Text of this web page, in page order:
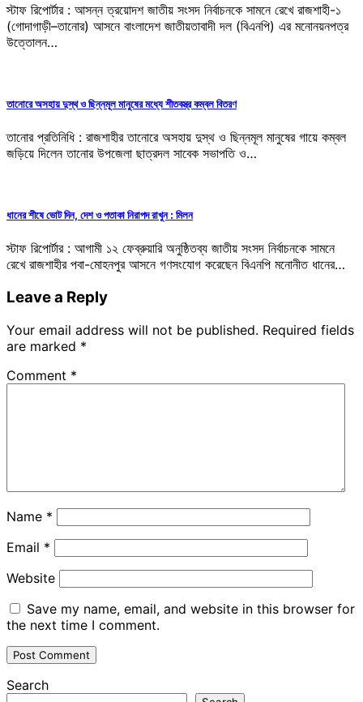
স্টাফ রিপোর্টার : আসন্ন ত্রয়োদশ জাতীয় সংসদ নির্বাচনকে সামনে রেখে রাজশাহী-১
(গোদাগাড়ী–তানোর) আসনে বাংলাদেশ জাতীয়তাবাদী দল (বিএনপি) এর মনোনয়নপত্র
উত্তোলন…
তানোরে অসহায় দুস্থ ও ছিন্নমূল মানুষের মধ্যে শীতবস্ত্র কম্বল বিতরণ
তানোর প্রতিনিধি : রাজশাহীর তানোরে অসহায় দুস্থ ও ছিন্নমূল মানুষের গায়ে কম্বল
জড়িয়ে দিলেন তানোর উপজেলা ছাত্রদল সাবেক সভাপতি ও…
ধানের শীষে ভোট দিন, দেশ ও পতাকা নিরাপদ রাখুন : মিলন
স্টাফ রিপোর্টার : আগামী ১২ ফেব্রুয়ারি অনুষ্ঠিতব্য জাতীয় সংসদ নির্বাচনকে সামনে
রেখে রাজশাহীর পবা-মোহনপুর আসনে গণসংযোগ করেছেন বিএনপি মনোনীত ধানের…
Leave a Reply
Your email address will not be published. Required fields
are marked *
Comment *
Name *
Email *
Website
Save my name, email, and website in this browser for
the next time I comment.
Search